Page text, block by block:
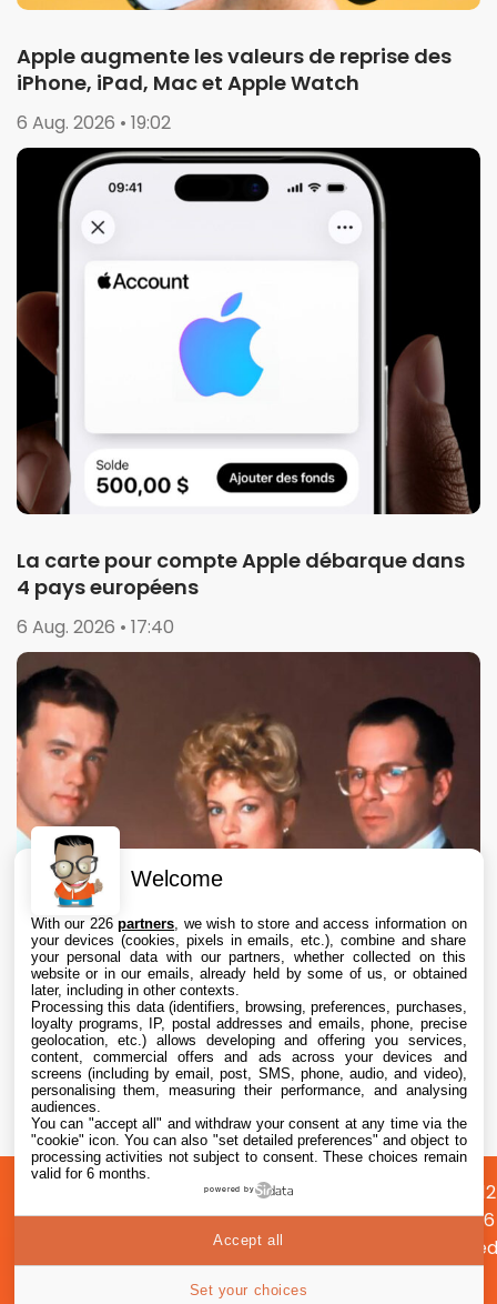
Apple augmente les valeurs de reprise des
iPhone, iPad, Mac et Apple Watch
6 Aug. 2026 • 19:02
La carte pour compte Apple débarque dans
4 pays européens
6 Aug. 2026 • 17:40
Apple TV abandonne le projet de série Le
Bûcher des Vanités après des désaccords
créatifs
6 Aug. 2026 • 17:20
propos
Préférences
cookies
Confidentialité
©
2026
|
Welcome
With our 226partners , we wish to store and access information on
your devices (cookies, pixels in emails, etc.), combine and share
your personal data with our partners, whether collected on this
website or in our emails, already held by some of us, or obtained
later, including in other contexts.
Processing this data (identifiers, browsing, preferences, purchases,
loyalty programs, IP, postal addresses and emails, phone, precise
geolocation, etc.) allows developing and offering you services,
content, commercial offers and ads across your devices and
screens (including by email, post, SMS, phone, audio, and video),
personalising them, measuring their performance, and analysing
audiences.
You can "accept all" and withdraw your consent at any time via the
"cookie" icon. You can also "set detailed preferences" and object to
processing activities not subject to consent. These choices remain
valid for 6 months.
powered by
Set your choices
Accept all